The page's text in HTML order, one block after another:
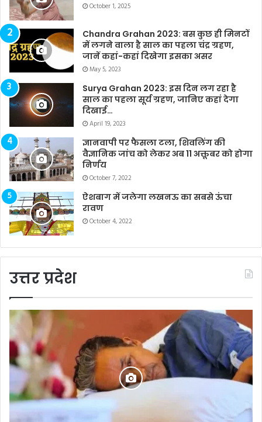
October 1, 2025
Chandra Grahan 2023: बस कुछ ही मिनटों
में लगने वाला है साल का पहला चंद्र ग्रहण,
जानें कहां-कहां दिखेगा इसका असर
May 5, 2023
Surya Grahan 2023: इस दिन लग रहा है
साल का पहला सूर्य ग्रहण, जानिए कहां देगा
दिखाई…
April 19, 2023
ज्ञानवापी पर फैसला टला, शिवलिंग की
वैज्ञानिक जांच को लेकर अब 11 अक्तूबर को होगा
निर्णय
October 7, 2022
ऐशबाग में जलेगा लखनऊ का सबसे ऊंचा
रावण
October 4, 2022
उत्तर प्रदेश